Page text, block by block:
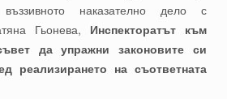
наказателно дело с
Гьонева, Инспекторатът към
да упражни законовите си
реализирането на съответната